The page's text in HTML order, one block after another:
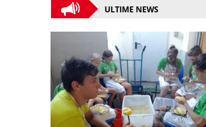
ULTIME NEWS